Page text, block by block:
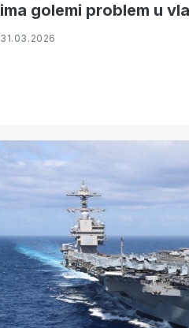
ima golemi problem u
31.03.2026